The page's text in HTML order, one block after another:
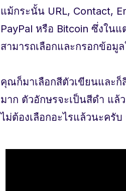
แม้กระนั้น URL, Contact,
PayPal หรือ Bitcoin ซึ่งใน
สามารถเลือกและกรอกข้อมู
คุณก็มาเลือกสีตัวเขียนและก็
มาก ตัวอักษรจะเป็นสีดำ แ
ไม่ต้องเลือกอะไรแล้วนะครั